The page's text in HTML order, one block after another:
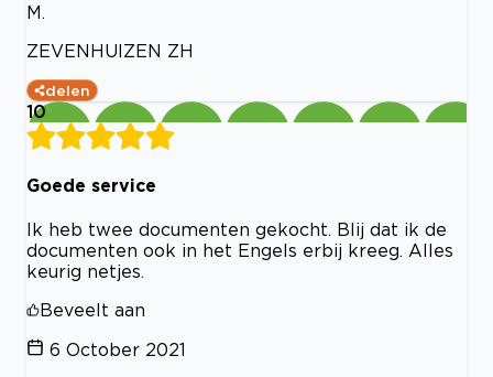
M.
ZEVENHUIZEN ZH
delen
10
Goede service
Ik heb twee documenten gekocht. Blij dat ik de
documenten ook in het Engels erbij kreeg. Alles
keurig netjes.
Beveelt aan
6 October 2021